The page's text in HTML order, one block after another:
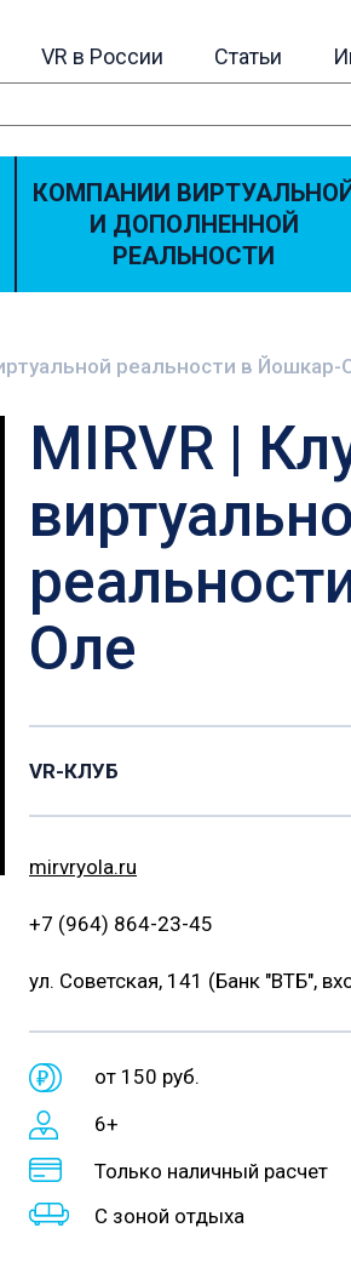
VR в России Статьи
КОМПАНИИ
И ДОПОЛНЕННОЙ
РЕАЛЬНОСТИ
реальности в Йошкар-
MIRVR |
Оле
VR-КЛУБ
mirvryola.ru
+7 (964) 864-23-45
ул. Советская, 141 (Банк "ВТБ",
от 150 руб.
6+
Только наличный расчет
С зоной отдыха